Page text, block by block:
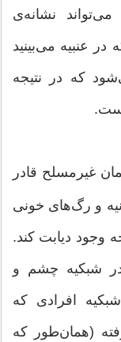
نشانه‌ی
عنبیه می‌بینید
که در نتیجه
غیرمسلح قادر
و رگ‌های خونی
وجود دیابت کند.
شبکیه چشم و
افرادی که
(همان‌طور که